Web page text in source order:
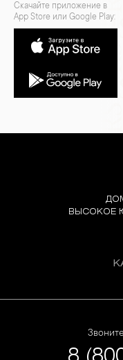
Скачайте приложение в
App Store или Google Play:
ВЫСОКОЕ